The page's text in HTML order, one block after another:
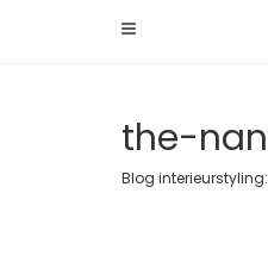
the-
Blog